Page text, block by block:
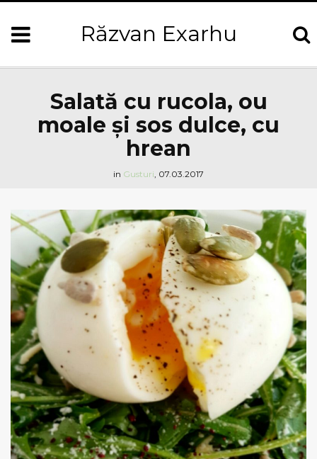
Răzvan Exarhu
Salată cu rucola, ou
moale şi sos dulce, cu
hrean
in Gusturi, 07.03.2017